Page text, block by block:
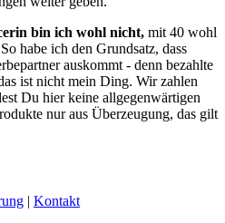
bin ich wohl nicht, mit 40 wohl
habe ich den Grundsatz, dass
auskommt - denn bezahlte
ist nicht mein Ding. Wir zahlen
Du hier keine allgegenwärtigen
nur aus Überzeugung, das gilt
| Kontakt